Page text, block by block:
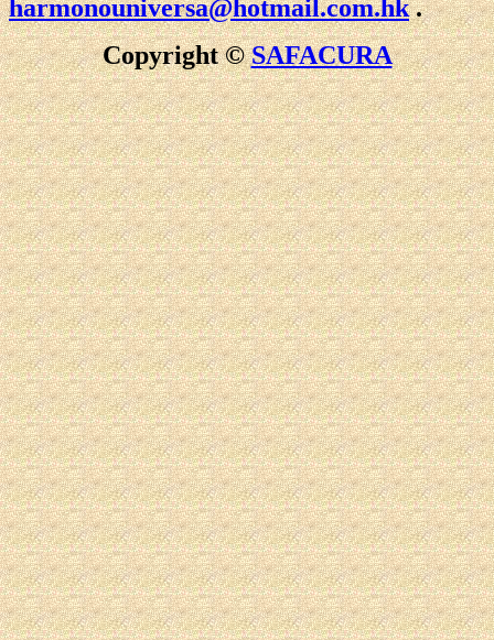
harmonouniversa@hotmail.com.hk.
Copyright ©SAFACURA